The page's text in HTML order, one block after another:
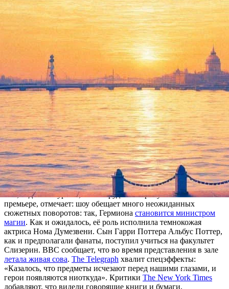
08 июня 2016, 13:45 Версия для печати
В лондонском театре Palace прошла премьера пьесы «Гарри
Поттер и окаянное дитя», написанной Джоан Роулинг в
продолжение саги о мальчике-волшебнике. Как сообщают
британские СМИ, представление собрало около 1,5 тысяч
зрителей, они аплодировали актёрам стоя.
Постоянные показы спектакля начнутся 30 июля. До этого
времени фанатов попросили не разглашать сюжет постановки.
Джоан Роулинг даже запустила в своём «Твиттере» хэштег
#KeepTheSecrets. Однако подробности о спектакле уже начали
просачиваться в прессу.
Так, издание Hypable, чьи сотрудники присутствовали на
премьере, отмечает: шоу обещает много неожиданных
сюжетных поворотов: так, Гермиона становится министром
магии. Как и ожидалось, её роль исполнила темнокожая
актриса Нома Думезвени. Сын Гарри Поттера Альбус Поттер,
как и предполагали фанаты, поступил учиться на факультет
Слизерин. BBC сообщает, что во время представления в зале
летала живая сова. The Telegraph хвалит спецэффекты:
«Казалось, что предметы исчезают перед нашими глазами, и
герои появляются ниоткуда». Критики The New York Times
добавляют, что видели говорящие книги и бумаги,